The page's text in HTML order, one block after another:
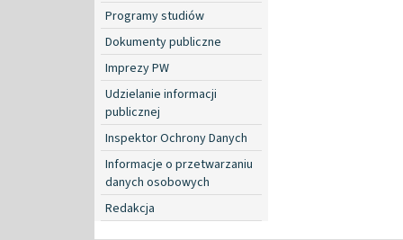
Programy studiów
Dokumenty publiczne
Imprezy PW
Udzielanie informacji
publicznej
Inspektor Ochrony Danych
Informacje o przetwarzaniu
danych osobowych
Redakcja